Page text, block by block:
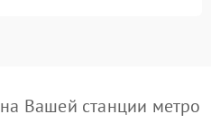
Вашей станции метро